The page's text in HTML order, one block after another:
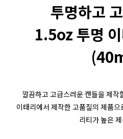
투명하고
1.5oz 투명
깔끔하고 고급스러운 캔들을 제작
이태리에서 제작한 고품질의 제품
리티가 높은